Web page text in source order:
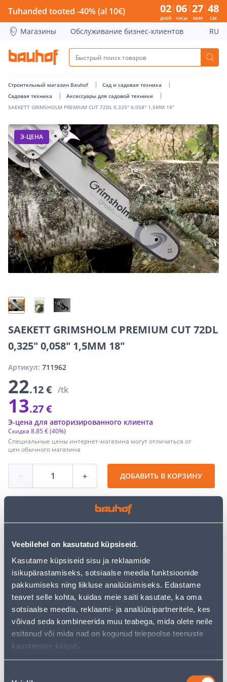
Veebilehel on kasutatud küpsiseid.
Kasutame küpsiseid sisu ja reklaamide
isikupärastamiseks, sotsiaalse meedia funktsioonide
pakkumiseks ning liikluse analüüsimiseks. Edastame
teavet selle kohta, kuidas meie saiti kasutate, ka oma
sotsiaalse meedia, reklaami- ja analüüsipartneritele, kes
võivad seda kombineerida muu teabega, mida olete neile
esitanud või mida nad on kogunud teiepoolse teenuste
kasutamise käigus.
SAEKETT GRIMSHOLM PREMIUM CUT 72DL 0,325&quot;
Tuhanded tooted -40% (al 10€) 02
ДНЕЙ
06
ЧАСЫ
27
МИН
47
СЕК
Магазины Обслуживание бизнес-клиентов RU
Строительный магазин Bauhof
Сад и садовая техника
Садовая техника
Аксессуары для садовой техники
SAEKETT GRIMSHOLM PREMIUM CUT 72DL 0,325" 0,058" 1,5MM 18"
Э-ЦЕНА
SAEKETT GRIMSHOLM PREMIUM CUT 72DL
0,325" 0,058" 1,5MM 18"
Артикул: 711962
22.12 € /tk
13.27 €
Специальные цены интернет-магазина могут отличаться от
цен обычного магазина
Скидка 8.85 €(40%)
Э-цена для авторизированного клиента
− + ДОБАВИТЬ В КОРЗИНУ
• Saekett Premium Cut 72DL 0,325" 0,058" 1,5 mm.
• 14-päevane tagastusõigus.
Предполагаемая доставка 3,69 € от 2-5 tööpäeva
Посылочный автомат от 2,29 € с 2-5 tööpäeva
Забрать в магазине, с 08.08.2026